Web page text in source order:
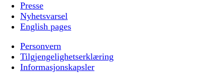
Presse
Nyhetsvarsel
English pages
Personvern
Tilgjengelighetserklæring
Informasjonskapsler